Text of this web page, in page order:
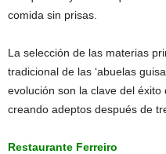
comida sin prisas.
La selección de las materias
tradicional de las ‘abuelas
evolución son la clave del
creando adeptos después de
Restaurante Ferreiro